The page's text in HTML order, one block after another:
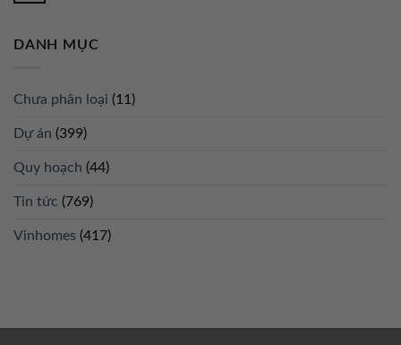
DANH MỤC
Chưa phân loại (11)
Dự án (399)
Quy hoạch (44)
Tin tức (769)
Vinhomes (417)